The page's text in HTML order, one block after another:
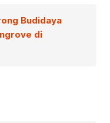
Budidaya
di